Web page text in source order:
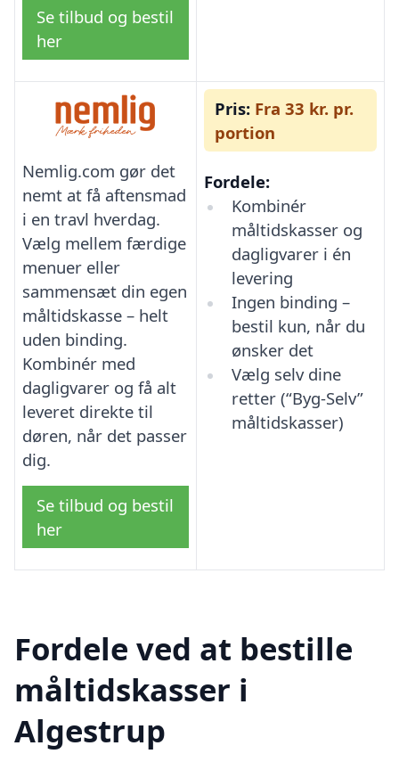
Se tilbud og bestil
her
Nemlig.com gør det
nemt at få aftensmad
i en travl hverdag.
Vælg mellem færdige
menuer eller
sammensæt din egen
måltidskasse – helt
uden binding.
Kombinér med
dagligvarer og få alt
leveret direkte til
døren, når det passer
dig.
Se tilbud og bestil
her
Pris: Fra 33 kr. pr.
portion
Fordele:
Kombinér
måltidskasser og
dagligvarer i én
levering
Ingen binding –
bestil kun, når du
ønsker det
Vælg selv dine
retter (“Byg-Selv”
måltidskasser)
Fordele ved at bestille
måltidskasser i
Algestrup